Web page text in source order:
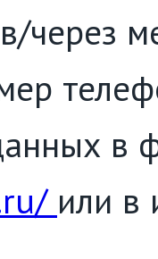
через
в
или в